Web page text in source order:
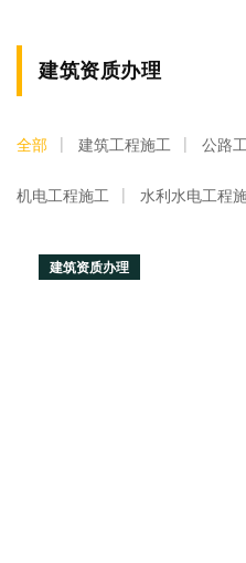
建筑资质办理
全部 建筑工程施工 公路
机电工程施工 水利水电工程
建筑资质办理